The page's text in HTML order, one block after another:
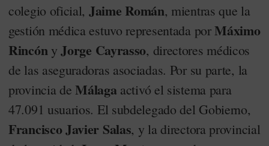
colegio oficial, Jaime Román, mientras que la
gestión médica estuvo representada porMáximo
RincónyJorge Cayrasso, directores médicos
de las aseguradoras asociadas. Por su parte, la
provincia deMálaga activó el sistema para
47.091 usuarios. El subdelegado del Gobierno,
Francisco Javier Salas, y la directora provincial